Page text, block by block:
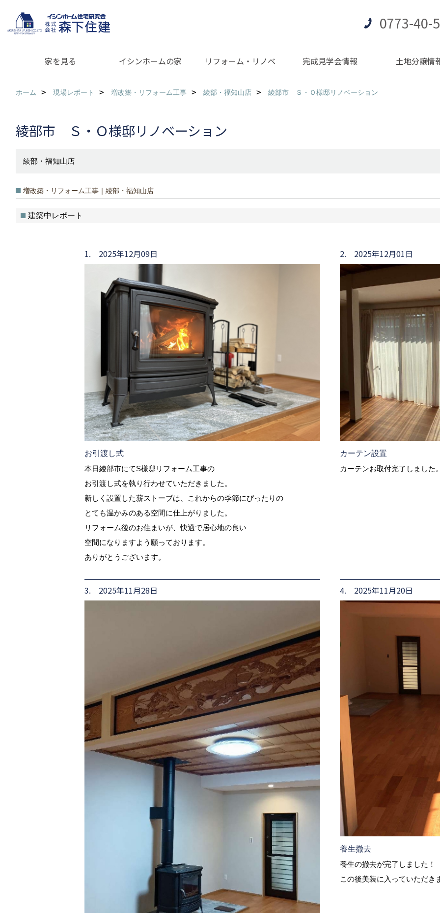
0773-40-
家を見る イシンホームの家 リフォーム・リノベ 完成見学会情報 土地分譲情
ホーム 現場レポート 増改築・リフォーム工事 綾部・福知山店 綾部市 Ｓ・Ｏ様邸リノベーション
綾部市 Ｓ・Ｏ様邸リノベーション
綾部・福知山店
増改築・リフォーム工事｜綾部・福知山店
建築中レポート
1. 2025年12月09日
お引渡し式
本日綾部市にてS様邸リフォーム工事の
お引渡し式を執り行わせていただきました。
新しく設置した薪ストーブは、これからの季節にぴったりの
とても温かみのある空間に仕上がりました。
リフォーム後のお住まいが、快適で居心地の良い
空間になりますよう願っております。
ありがとうございます。
2. 2025年12月01日
カーテン設置
カーテンお取付完了しました
3. 2025年11月28日 4. 2025年11月20日
養生撤去
養生の撤去が完了しました！
この後美装に入っていただき